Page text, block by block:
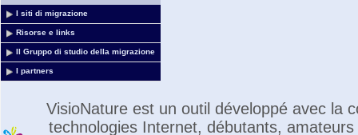
I siti di migrazione
Risorse e links
Il Gruppo di studio della migrazione
I partners
VisioNature est un outil développé avec la
technologies Internet, débutants,